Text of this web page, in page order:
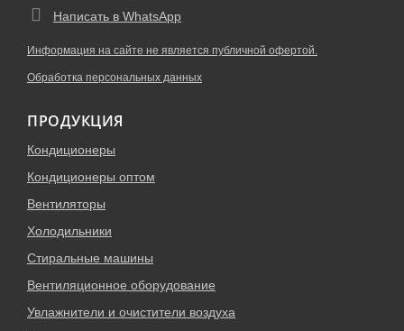
Написать в WhatsApp
Информация на сайте не является публичной офертой.
Обработка персональных данных
ПРОДУКЦИЯ
Кондиционеры
Кондиционеры оптом
Вентиляторы
Холодильники
Стиральные машины
Вентиляционное оборудование
Увлажнители и очистители воздуха